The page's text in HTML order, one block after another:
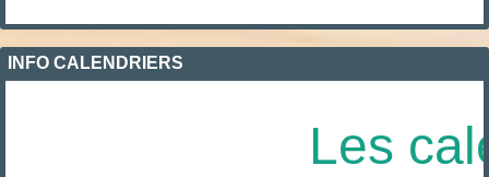
INFO CALENDRIERS
Les